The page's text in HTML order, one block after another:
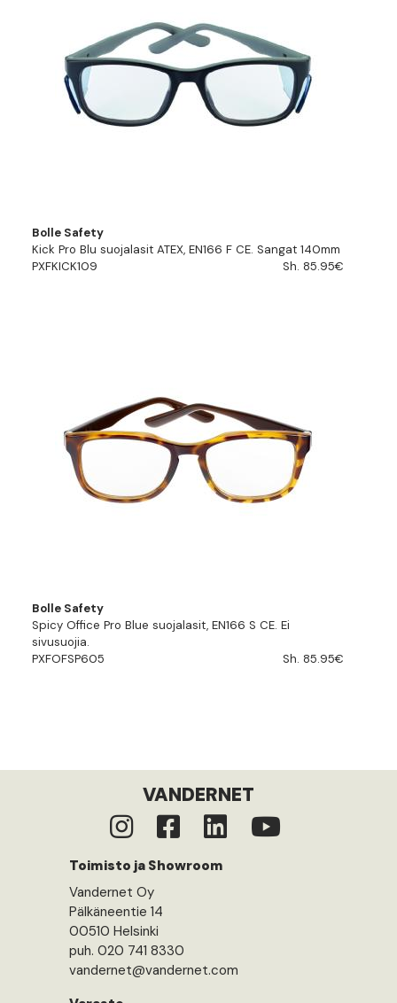
Bolle Safety
Kick Pro Blu suojalasit ATEX, EN166 F CE. Sangat 140mm
PXFKICK109
Sh. 85.95€
Bolle Safety
Spicy Office Pro Blue suojalasit, EN166 S CE. Ei
sivusuojia.
PXFOFSP605
Sh. 85.95€
VANDERNET
Toimisto ja Showroom
Vandernet Oy
Pälkäneentie 14
00510 Helsinki
puh. 020 741 8330
vandernet@vandernet.com